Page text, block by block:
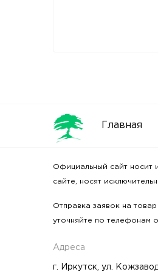
Главная
Официальный сайт носит
сайте, носят
Отправка заявок на
уточняйте по телефонам
Адреса
г. Иркутск, ул.